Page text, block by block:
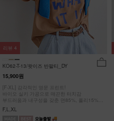
KO62-T-13/왓이즈 반팔티_DY
15,900원
[F-XL] 감각적인 영문 프린트!
바이오 실키 가공으로 매끈한 터치감
부드러움과 내구성을 갖춘 면85%, 폴리15%
#NAK MADE.
F,L,XL
리뷰 4